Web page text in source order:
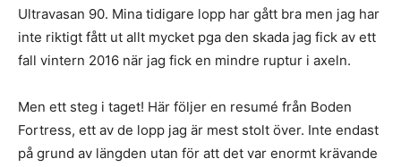
Ultravasan 90. Mina tidigare lopp har gått bra men jag har
inte riktigt fått ut allt mycket pga den skada jag fick av ett
fall vintern 2016 när jag fick en mindre ruptur i axeln.
Men ett steg i taget! Här följer en resumé från Boden
Fortress, ett av de lopp jag är mest stolt över. Inte endast
på grund av längden utan för att det var enormt krävande